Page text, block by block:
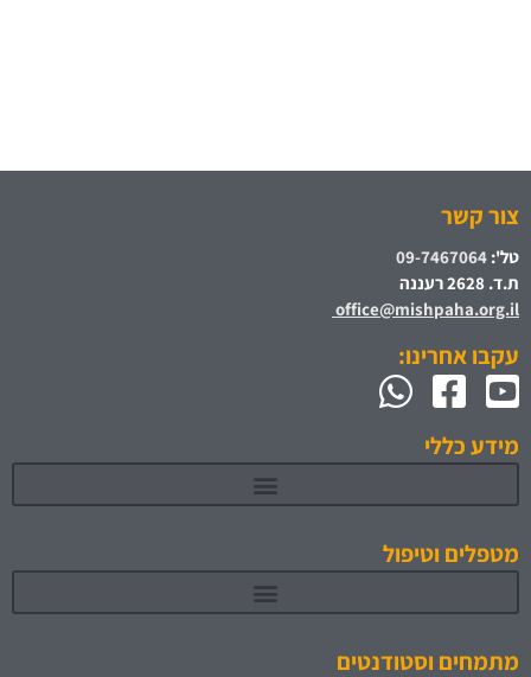
צור קשר
טל': 09-7467064
ת.ד. 2628 רעננה
office@mishpaha.org.il
עקבו אחרינו:
מידע כללי
מטפלים וטיפול
מתמחים וסטודנטים